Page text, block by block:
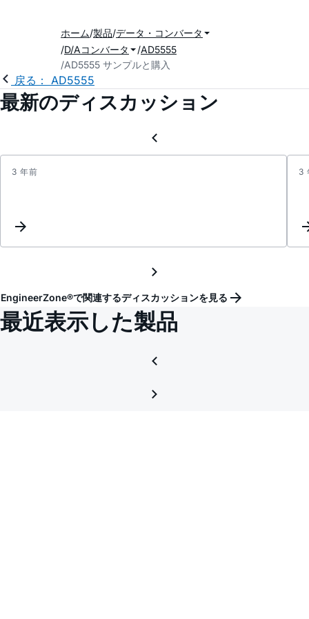
ホーム 製品 データ・コンバータ
D/Aコンバータ
AD5555
AD5555 サンプルと購入
戻る： AD5555
最新のディスカッション
3 年前 3
EngineerZone®で関連するディスカッションを見る
最近表示した製品